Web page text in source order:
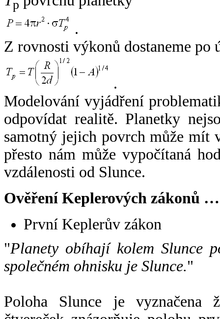
p
.
Z rovnosti výkonů dostaneme po
.
Modelování vyjádření
odpovídat realitě. Planetky
samotný jejich povrch může mít
přesto nám může vypočítaná
vzdálenosti od Slunce.
Ověření Keplerových zákonů …
První Keplerův zákon
"Planety obíhají kolem Slunce
společném ohnisku je Slunce."
Poloha Slunce je vyznačena